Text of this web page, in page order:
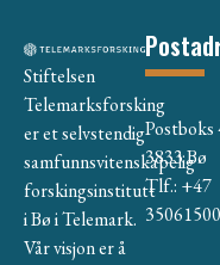
Stiftelsen
Telemarksforsking
er et selvstendig
samfunnsvitenskapelig
forskingsinstitutt
i Bø i Telemark.
Vår visjon er å
Postboks
3833 Bø
Tlf.: +47
35061500